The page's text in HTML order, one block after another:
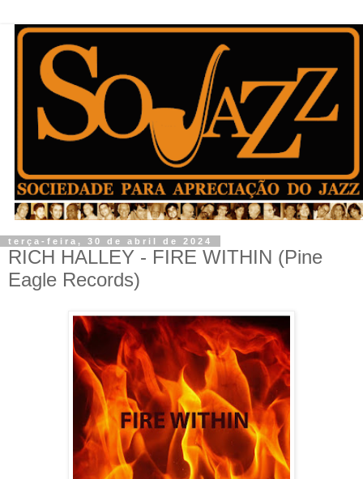
terça-feira, 30 de abril de 2024
RICH HALLEY - FIRE WITHIN (Pine
Eagle Records)